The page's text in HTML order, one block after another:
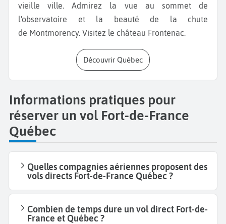
vieille ville. Admirez la vue au sommet de
l'observatoire et la beauté de la chute
de Montmorency. Visitez le château Frontenac.
Découvrir Québec
Informations pratiques pour
réserver un vol Fort-de-France
Québec
Quelles compagnies aériennes proposent des
vols directs Fort-de-France Québec ?
Combien de temps dure un vol direct Fort-de-
France et Québec ?